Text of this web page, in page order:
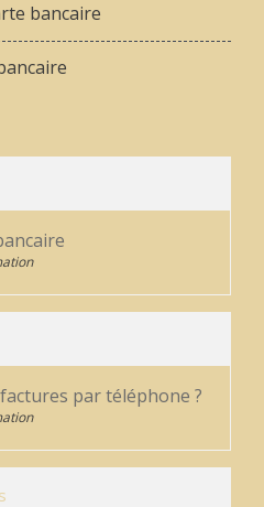
bancaire
par téléphone ?